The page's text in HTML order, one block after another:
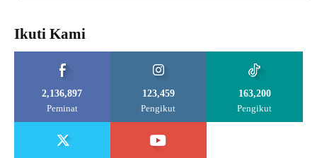
Ikuti Kami
2,136,897
Peminat
123,459
Pengikut
163,200
Pengikut